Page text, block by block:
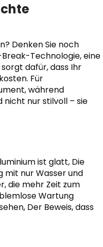
Denken Sie noch
Technologie, eine
dafür, dass Ihr
Für
während
nicht nur stilvoll – sie
ist glatt, Die
mit nur Wasser und
die mehr Zeit zum
Wartung
Der Beweis, dass